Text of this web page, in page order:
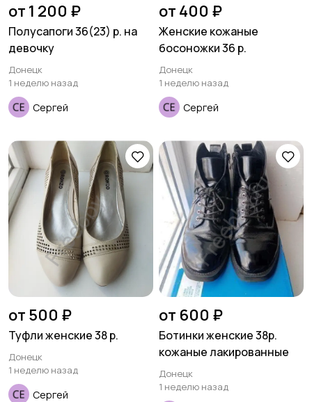
от 1 200 ₽
Полусапоги 36(23) р. на
девочку
Донецк
1 неделю назад
Сергей
от 400 ₽
Женские кожаные
босоножки 36 р.
Донецк
1 неделю назад
Сергей
от 500 ₽
Туфли женские 38 р.
Донецк
1 неделю назад
Сергей
от 600 ₽
Ботинки женские 38р.
кожаные лакированные
Донецк
1 неделю назад